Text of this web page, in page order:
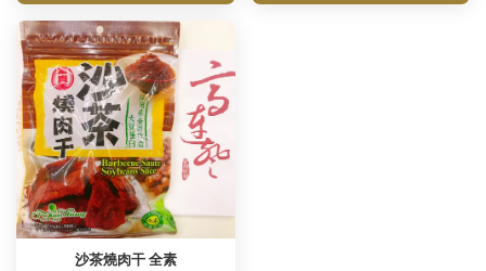
沙茶燒肉干 全素